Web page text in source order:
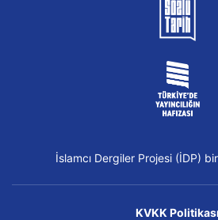
İslamcı Dergiler Projesi (İDP)
KVKK Politikası